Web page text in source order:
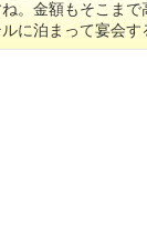
。金額もそこま
に泊まって宴会す